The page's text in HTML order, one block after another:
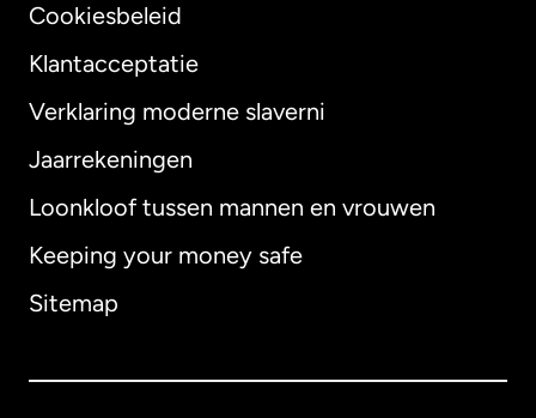
Cookiesbeleid
Klantacceptatie
Verklaring moderne slaverni
Jaarrekeningen
Loonkloof tussen mannen en vrouwen
Keeping your money safe
Sitemap
Internationaal English
Australië